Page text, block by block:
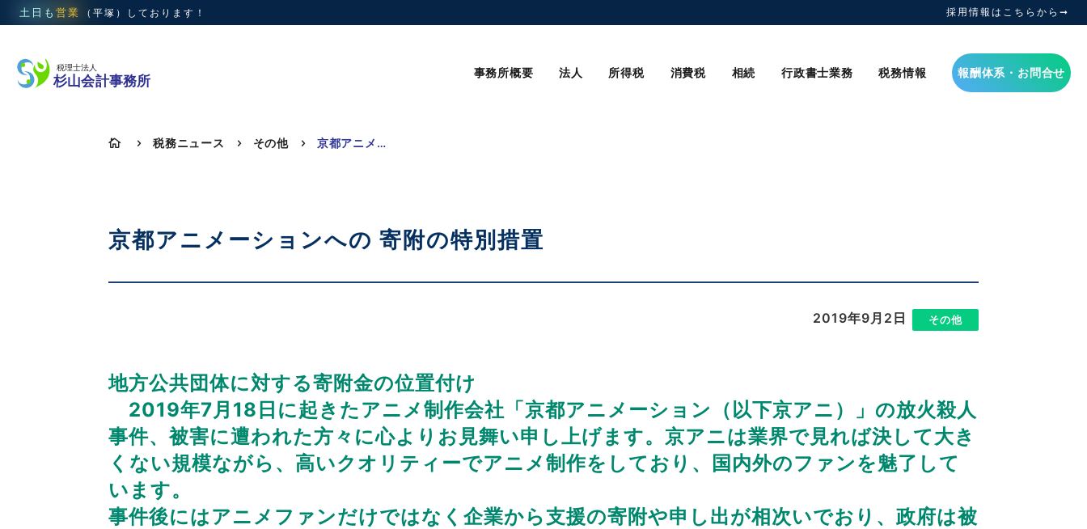
土日も 営業 （平塚） しております！ 採用情報はこちらから➞
事務所概要 法人 所得税 消費税 相続 行政書士業務 税務情報 報酬体系・お問合せ
 5 税務ニュース 5 その他 5 京都アニメーションへの 寄附の特別措置
京都アニメーションへの 寄附の特別措置
2019年9月2日 その他
地方公共団体に対する寄附金の位置付け
2019年7月18日に起きたアニメ制作会社「京都アニメーション（以下京アニ）」の放火殺人
事件、被害に遭われた方々に心よりお見舞い申し上げます。京アニは業界で見れば決して大き
くない規模ながら、高いクオリティーでアニメ制作をしており、国内外のファンを魅了して
います。
事件後にはアニメファンだけではなく企業から支援の寄附や申し出が相次いでおり、政府は被